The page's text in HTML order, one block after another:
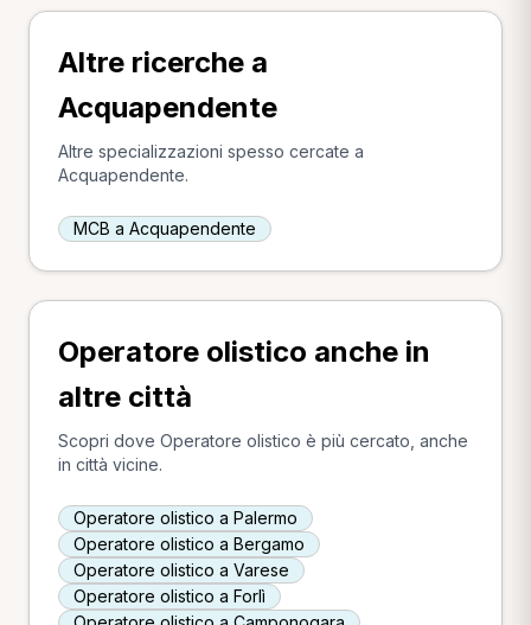
Altre ricerche a
Acquapendente
Altre specializzazioni spesso cercate a
Acquapendente.
MCB a Acquapendente
Operatore olistico anche in
altre città
Scopri dove Operatore olistico è più cercato, anche
in città vicine.
Operatore olistico a Palermo
Operatore olistico a Bergamo
Operatore olistico a Varese
Operatore olistico a Forlì